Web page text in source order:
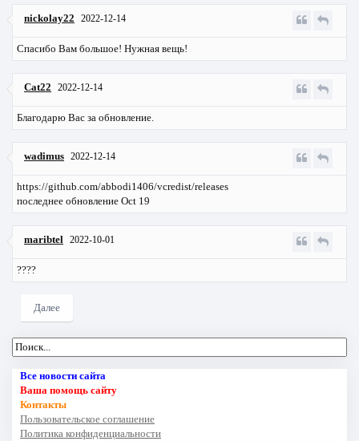
nickolay22 2022-12-14
Спасибо Вам большое! Нужная вещь!
Cat22 2022-12-14
Благодарю Вас за обновление.
wadimus 2022-12-14
https://github.com/abbodi1406/vcredist/releases
последнее обновление Oct 19
maribtel 2022-10-01
????
Далее
Все новости сайта
Ваша помощь сайту
Контакты
Пользовательское соглашение
Политика конфиденциальности